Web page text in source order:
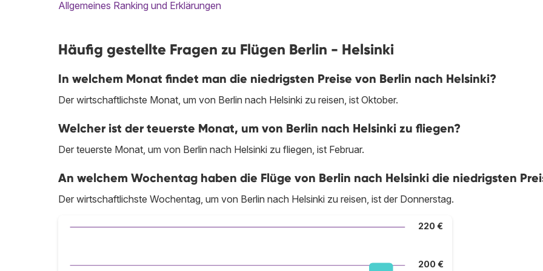
Allgemeines Ranking und Erklärungen
Häufig gestellte Fragen zu Flügen Berlin - Helsinki
In welchem Monat findet man die niedrigsten Preise von Berlin nach Helsinki?
Der wirtschaftlichste Monat, um von Berlin nach Helsinki zu reisen, ist Oktober.
Welcher ist der teuerste Monat, um von Berlin nach Helsinki zu fliegen?
Der teuerste Monat, um von Berlin nach Helsinki zu fliegen, ist Februar.
An welchem Wochentag haben die Flüge von Berlin nach Helsinki die niedrigsten
Der wirtschaftlichste Wochentag, um von Berlin nach Helsinki zu reisen, ist der Donnerstag.
200 €
220 €